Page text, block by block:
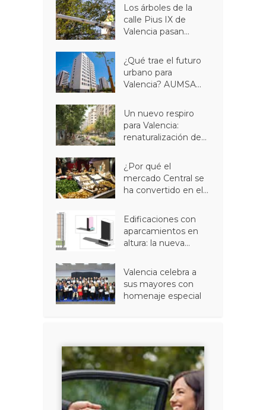
Los árboles de la
calle Pius IX de
Valencia pasan...
¿Qué trae el futuro
urbano para
Valencia? AUMSA...
Un nuevo respiro
para Valencia:
renaturalización de...
¿Por qué el
mercado Central se
ha convertido en el...
Edificaciones con
aparcamientos en
altura: la nueva...
Valencia celebra a
sus mayores con
homenaje especial